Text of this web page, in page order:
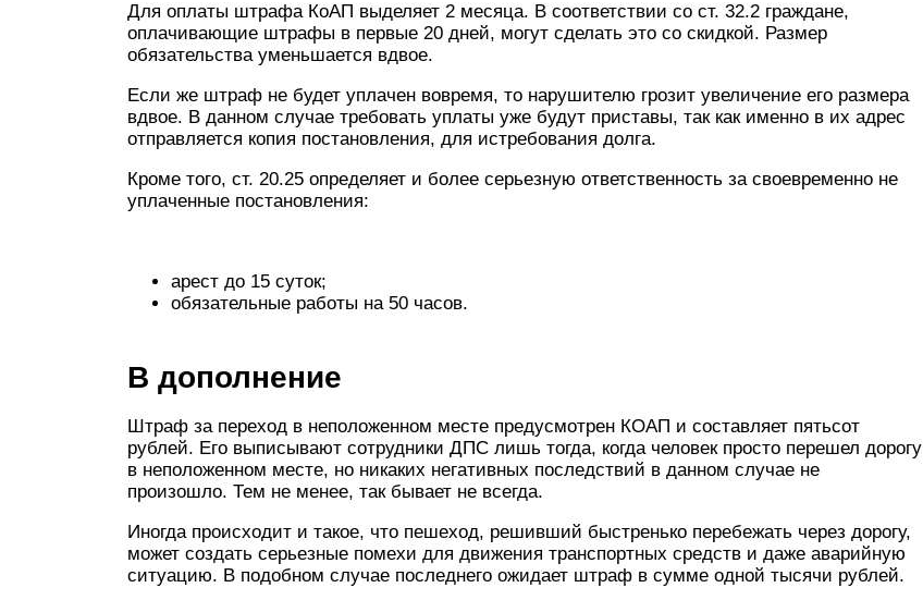
Для оплаты штрафа КоАП выделяет 2 месяца. В соответствии со ст. 32.2 граждане,
оплачивающие штрафы в первые 20 дней, могут сделать это со скидкой. Размер
обязательства уменьшается вдвое.
Если же штраф не будет уплачен вовремя, то нарушителю грозит увеличение его размера
вдвое. В данном случае требовать уплаты уже будут приставы, так как именно в их адрес
отправляется копия постановления, для истребования долга.
Кроме того, ст. 20.25 определяет и более серьезную ответственность за своевременно не
уплаченные постановления:
арест до 15 суток;
обязательные работы на 50 часов.
В дополнение
Штраф за переход в неположенном месте предусмотрен КОАП и составляет пятьсот
рублей. Его выписывают сотрудники ДПС лишь тогда, когда человек просто перешел дорогу
в неположенном месте, но никаких негативных последствий в данном случае не
произошло. Тем не менее, так бывает не всегда.
Иногда происходит и такое, что пешеход, решивший быстренько перебежать через дорогу,
может создать серьезные помехи для движения транспортных средств и даже аварийную
ситуацию. В подобном случае последнего ожидает штраф в сумме одной тысячи рублей.